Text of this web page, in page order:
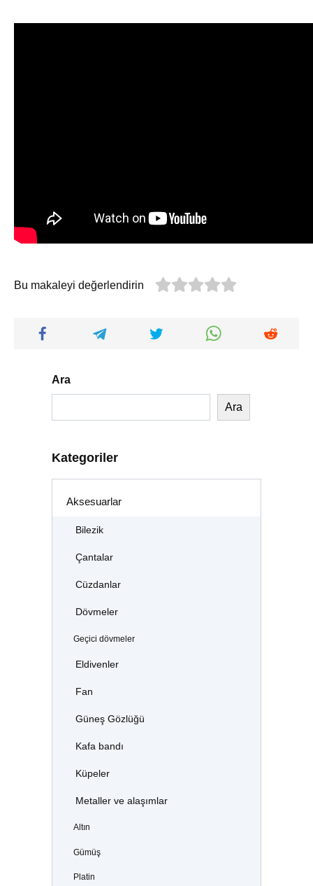
Bu makaleyi değerlendirin
Ara
Ara
Kategoriler
Aksesuarlar
Bilezik
Çantalar
Cüzdanlar
Dövmeler
Geçici dövmeler
Eldivenler
Fan
Güneş Gözlüğü
Kafa bandı
Küpeler
Metaller ve alaşımlar
Altın
Gümüş
Platin